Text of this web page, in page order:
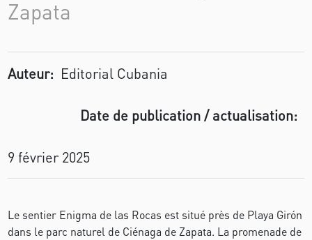
Zapata
Auteur: Editorial Cubania
Date de publication / actualisation:
9 février 2025
Le sentier Enigma de las Rocas est situé près de Playa Girón
dans le parc naturel de Ciénaga de Zapata. La promenade de